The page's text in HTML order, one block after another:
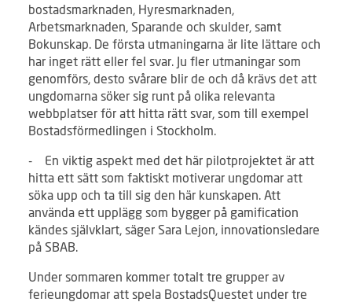
bostadsmarknaden, Hyresmarknaden,
Arbetsmarknaden, Sparande och skulder, samt
Bokunskap. De första utmaningarna är lite lättare och
har inget rätt eller fel svar. Ju fler utmaningar som
genomförs, desto svårare blir de och då krävs det att
ungdomarna söker sig runt på olika relevanta
webbplatser för att hitta rätt svar, som till exempel
Bostadsförmedlingen i Stockholm.
- En viktig aspekt med det här pilotprojektet är att
hitta ett sätt som faktiskt motiverar ungdomar att
söka upp och ta till sig den här kunskapen. Att
använda ett upplägg som bygger på gamification
kändes självklart, säger Sara Lejon, innovationsledare
på SBAB.
Under sommaren kommer totalt tre grupper av
ferieungdomar att spela BostadsQuestet under tre